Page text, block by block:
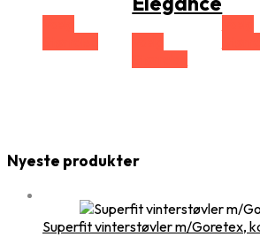
Nyeste produkter
Superfit vinterstøvler m/Goretex,